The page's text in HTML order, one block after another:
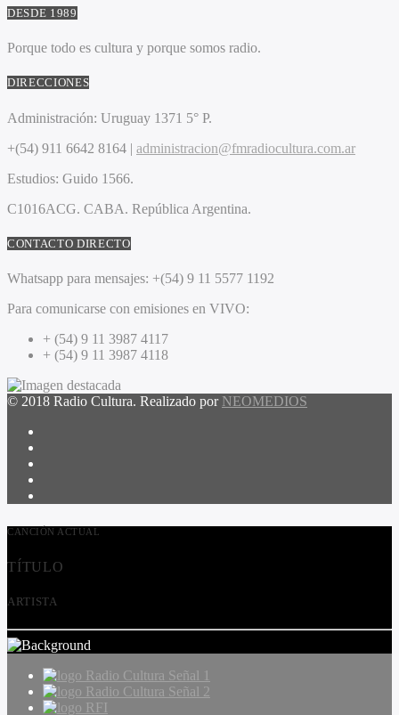
DESDE 1989
Porque todo es cultura y porque somos radio.
DIRECCIONES
Administración: Uruguay 1371 5° P.
+(54) 911 6642 8164 | administracion@fmradiocultura.com.ar
Estudios: Guido 1566.
C1016ACG. CABA. República Argentina.
CONTACTO DIRECTO
Whatsapp para mensajes: +(54) 9 11 5577 1192
Para comunicarse con emisiones en VIVO:
+ (54) 9 11 3987 4117
+ (54) 9 11 3987 4118
© 2018 Radio Cultura. Realizado por NEOMEDIOS
CANCIÓN ACTUAL
TÍTULO
ARTISTA
Radio Cultura Señal 1
Radio Cultura Señal 2
RFI